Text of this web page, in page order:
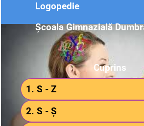
Logopedie
Școala Gimnazială
Cuprins
1. S - Z
2. S - Ș